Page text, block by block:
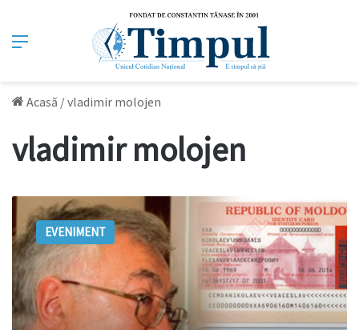
Meniu
Acasă /vladimir molojen
vladimir molojen
Operaţiunea
Molojen.
Episodul
„Profanarea”
EVENIMENT